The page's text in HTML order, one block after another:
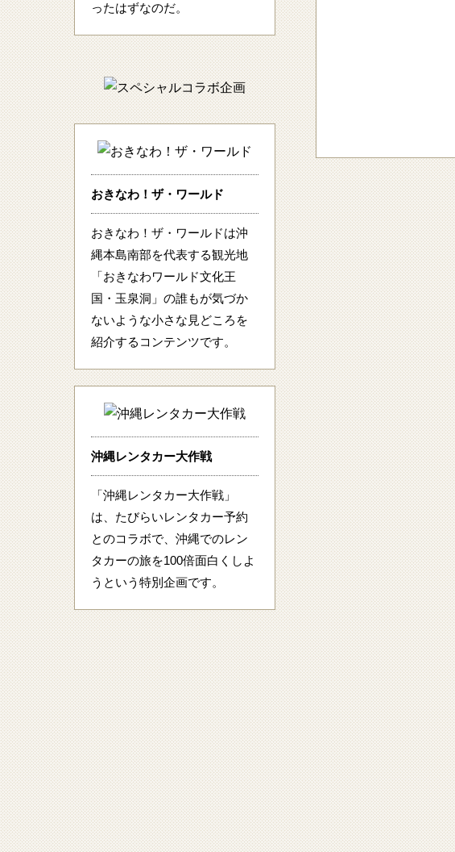
ったはずなのだ。
おきなわ！ザ・ワールド
おきなわ！ザ・ワールドは沖
縄本島南部を代表する観光地
「おきなわワールド文化王
国・玉泉洞」の誰もが気づか
ないような小さな見どころを
紹介するコンテンツです。
沖縄レンタカー大作戦
「沖縄レンタカー大作戦」
は、たびらいレンタカー予約
とのコラボで、沖縄でのレン
タカーの旅を100倍面白くしよ
うという特別企画です。